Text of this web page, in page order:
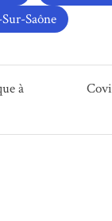
Saône
à